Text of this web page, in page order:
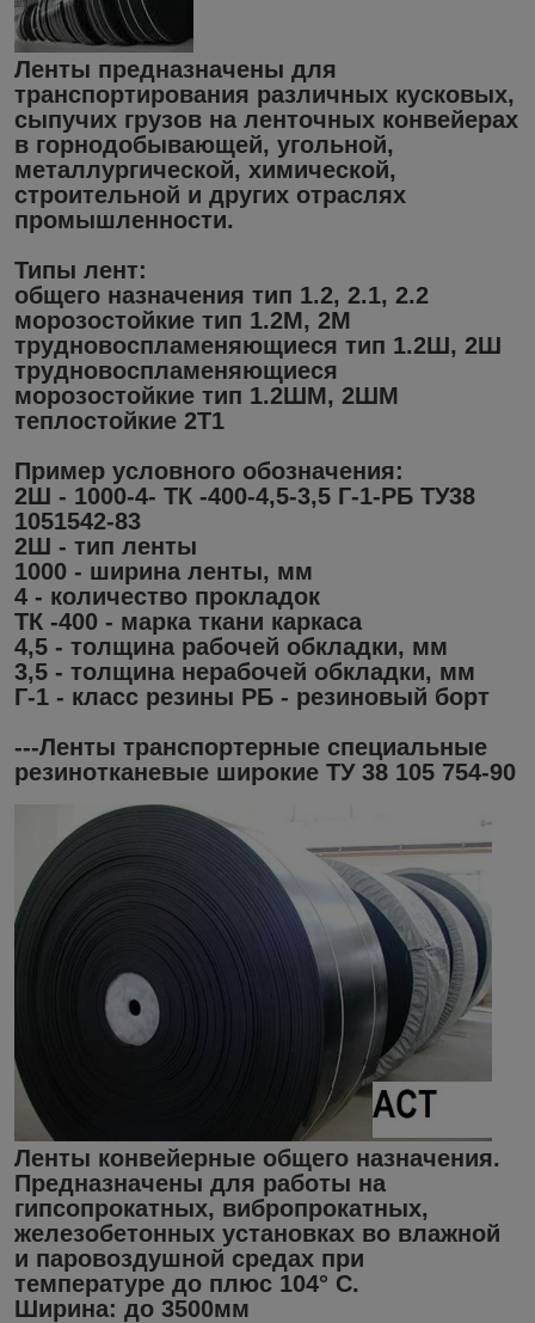
Ленты предназначены для
транспортирования различных кусковых,
сыпучих грузов на ленточных конвейерах
в горнодобывающей, угольной,
металлургической, химической,
строительной и других отраслях
промышленности.
Типы лент:
общего назначения тип 1.2, 2.1, 2.2
морозостойкие тип 1.2М, 2М
трудновоспламеняющиеся тип 1.2Ш, 2Ш
трудновоспламеняющиеся
морозостойкие тип 1.2ШМ, 2ШМ
теплостойкие 2Т1
Пример условного обозначения:
2Ш - 1000-4- ТК -400-4,5-3,5 Г-1-РБ ТУ38
1051542-83
2Ш - тип ленты
1000 - ширина ленты, мм
4 - количество прокладок
ТК -400 - марка ткани каркаса
4,5 - толщина рабочей обкладки, мм
3,5 - толщина нерабочей обкладки, мм
Г-1 - класс резины РБ - резиновый борт
---Ленты транспортерные специальные
резинотканевые широкие ТУ 38 105 754-90
Ленты конвейерные общего назначения.
Предназначены для работы на
гипсопрокатных, вибропрокатных,
железобетонных установках во влажной
и паровоздушной средах при
температуре до плюс 104° С.
Ширина: до 3500мм